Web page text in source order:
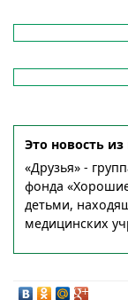
Это новость из
«Друзья» -
фонда
детьми,
медицинских